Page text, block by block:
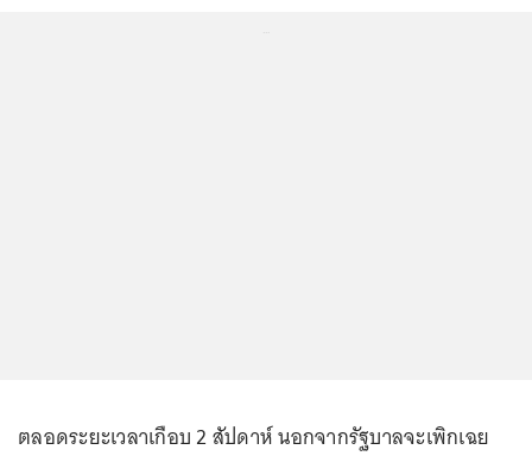
ตลอดระยะเวลาเกือบ 2 สัปดาห์ นอกจากรัฐบาลจะเพิกเฉย